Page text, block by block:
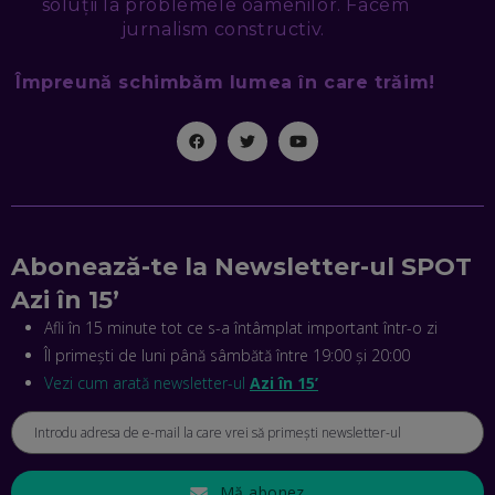
EP. 46
MIHAI CEPOI, JOBFUL: SCHIMBĂM MODUL ÎN CARE APLICI
DISPECERAT AUTOMAT DE PE PIAȚĂ! CUM POATE
REVOLUȚIONA LIVRĂRILE RAPIDE, DIN ROMÂNIA PÂNĂ ÎN
ASIA
EP. 43
MAI MEARGĂ PREA MULT CU MANȚOGĂRII! DACĂ NU NE
RESPECTĂM OBLIGAȚIILE EUROPENE, VOM AVEA
PROBLEME
EP. 42
soluții la problemele oamenilor. Facem
jurnalism constructiv.
Împreună schimbăm lumea în care trăim!
Abonează-te la Newsletter-ul SPOT
Azi în 15’
Afli în 15 minute tot ce s-a întâmplat important într-o zi
Îl primești de luni până sâmbătă între 19:00 și 20:00
Vezi cum arată newsletter-ul Azi în 15’